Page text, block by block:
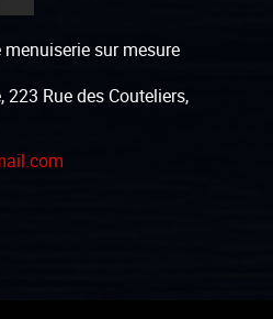
sur mesure
Rue des Couteliers,